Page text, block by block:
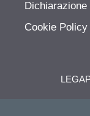
Cookie Policy